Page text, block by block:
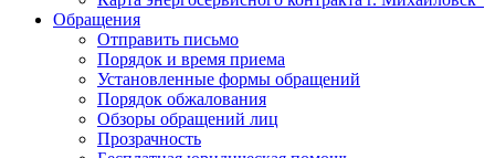
Обращения
Отправить письмо
Порядок и время приема
Установленные формы обращений
Порядок обжалования
Обзоры обращений лиц
Прозрачность